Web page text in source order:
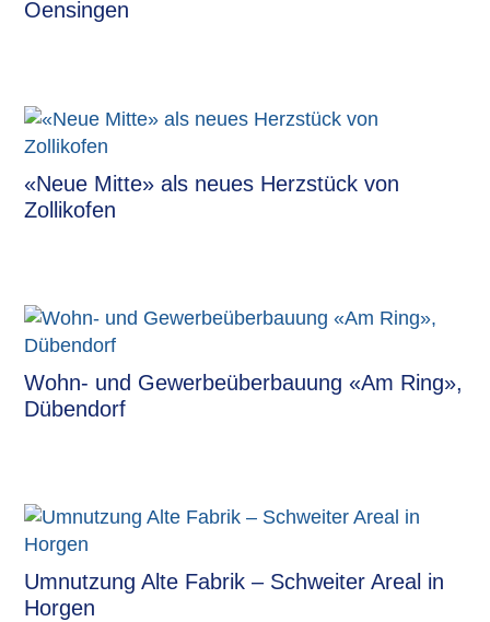
Oensingen
«Neue Mitte» als neues Herzstück von
Zollikofen
Wohn- und Gewerbeüberbauung «Am Ring»,
Dübendorf
Umnutzung Alte Fabrik – Schweiter Areal in
Horgen